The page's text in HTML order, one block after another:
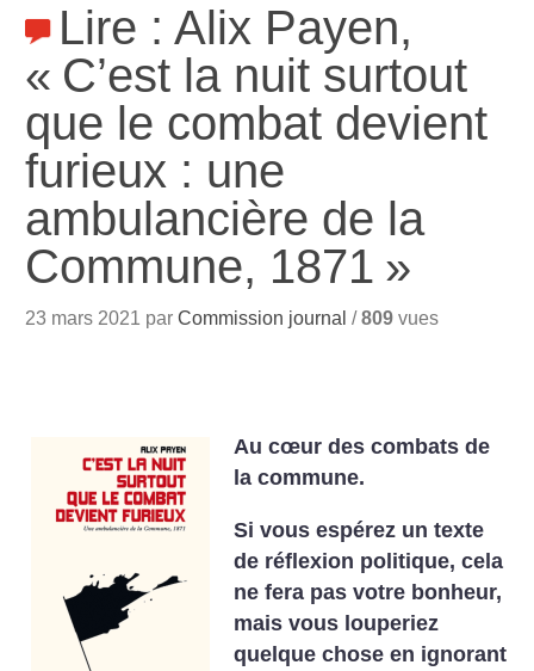
Lire : Alix Payen,
« C’est la nuit surtout
que le combat devient
furieux : une
ambulancière de la
Commune, 1871 »
23 mars 2021 parCommission journal /809 vues
Au cœur des combats de
la commune.
Si vous espérez un texte
de réflexion politique, cela
ne fera pas votre bonheur,
mais vous louperiez
quelque chose en ignorant